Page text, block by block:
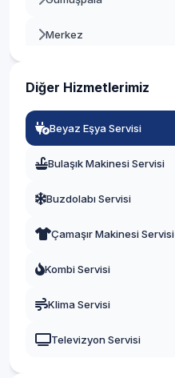
Beyoğlu
Çekmeköy
Esenler
Merkez
Diğer Hizmetlerimiz
Beyaz Eşya Servisi
Bulaşık Makinesi Servisi
Buzdolabı Servisi
Çamaşır Makinesi Servisi
Kombi Servisi
Klima Servisi
Televizyon Servisi